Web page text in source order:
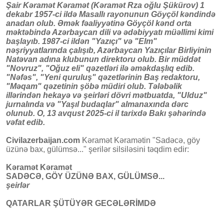
Şair Kəramət Kəramət (Kəramət Rza oğlu Şükürov) 1
dekabr 1957-ci ildə Masallı rayonunun Göyçöl kəndində
anadan olub. Əmək fəaliyyətinə Göyçöl kənd orta
məktəbində Azərbaycan dili və ədəbiyyatı müəllimi kimi
başlayıb. 1987-ci ildən "Yazıçı" və "Elm"
nəşriyyatlarında çalışıb, Azərbaycan Yazıçılar Birliyinin
Natəvan adına klubunun direktoru olub. Bir müddət
"Novruz", "Oğuz eli" qəzetləri ilə əməkdaşlıq edib.
"Nəfəs", "Yeni quruluş" qəzetlərinin Baş redaktoru,
"Məqam" qəzetinin şöbə müdiri olub. Tələbəlik
illərindən hekayə və şeirləri dövri mətbuatda, "Ulduz"
jurnalında və "Yaşıl budaqlar" almanaxında dərc
olunub. O, 13 avqust 2025-ci il tarixdə Bakı şəhərində
vəfat edib.
Civilazerbaijan.com Kəramət Kəramətin "Sadəcə, göy
üzünə bax, gülümsə..." şerilər silsiləsini təqdim edir:
Kəramət Kəramət
SADƏCƏ, GÖY ÜZÜNƏ BAX, GÜLÜMSƏ...
şeirlər
QATARLAR ŞÜTÜYƏR GECƏLƏRİMDƏ